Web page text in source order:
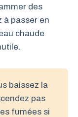
des
à passer en
chaude
baissez la
pas
fumées si